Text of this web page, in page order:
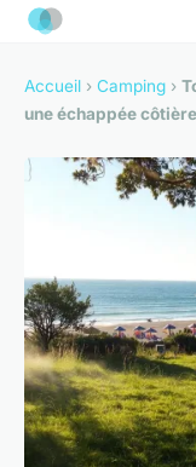
Accueil › Camping ›
une échappée côtière